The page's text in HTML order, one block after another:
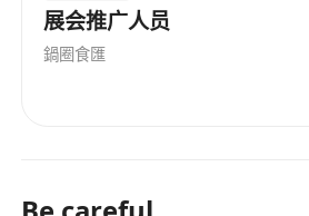
展会推广人员
鍋圈食匯